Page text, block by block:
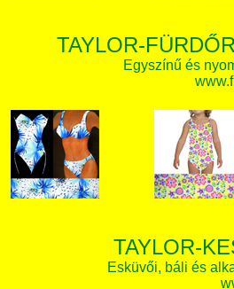
TAYLOR-
Egyszínű és
TAYLOR-
Esküvői, báli és